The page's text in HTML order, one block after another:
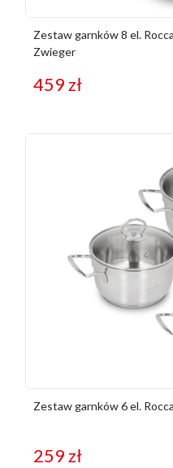
Zestaw garnków 8 el.
Zwieger
459zł
Zestaw garnków 6 el.
259zł